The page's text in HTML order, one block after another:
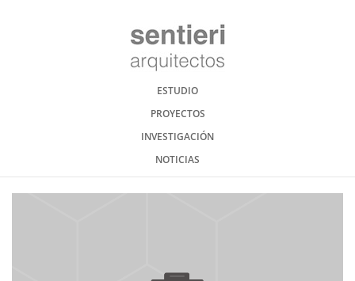
ESTUDIO
PROYECTOS
INVESTIGACIÓN
NOTICIAS